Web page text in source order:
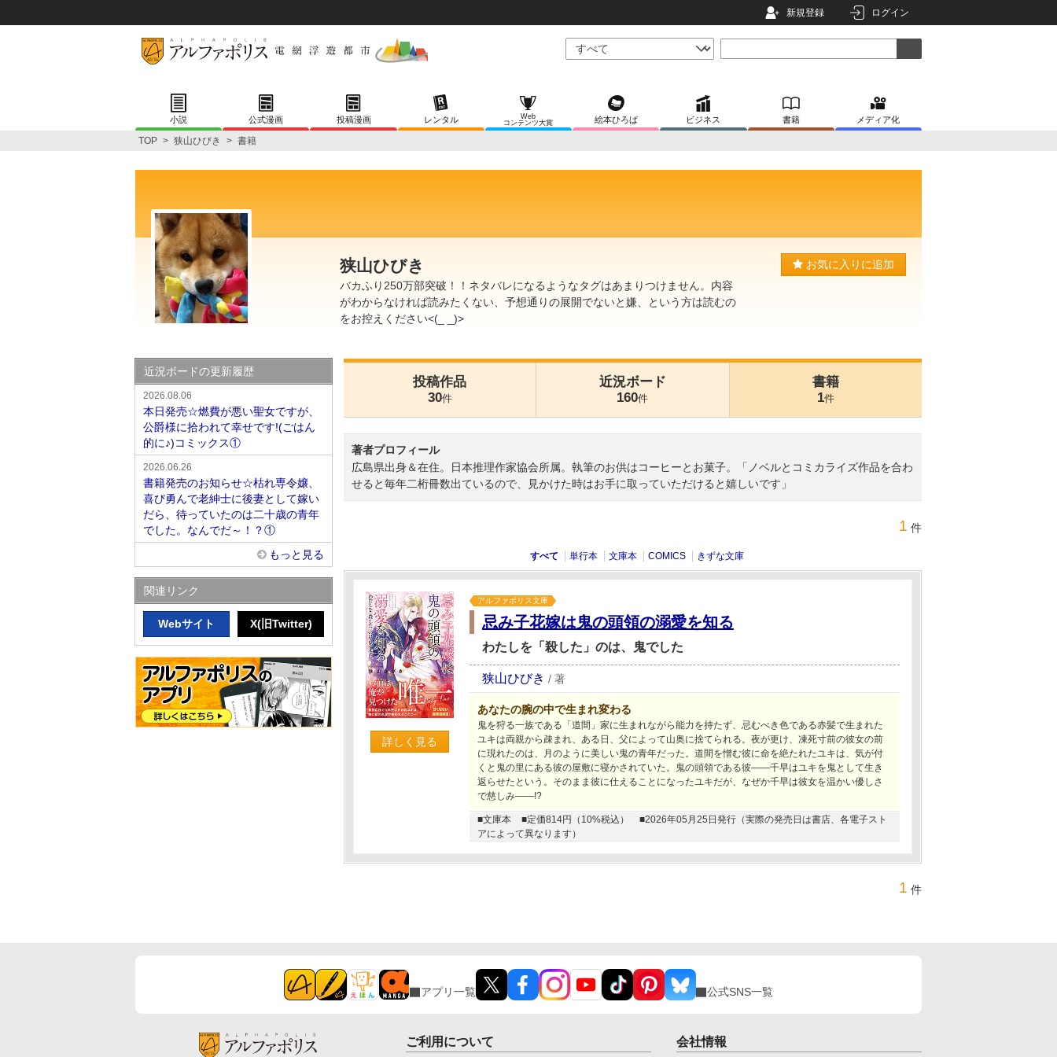
新規登録 ログイン
小説 公式漫画 投稿漫画 レンタル
Web
コンテンツ大賞
絵本ひろば ビジネス 書籍 メディア化
TOP > 狭山ひびき > 書籍
狭山ひびき
バカふり250万部突破！！ネタバレになるようなタグはあまりつけません。内容
がわからなければ読みたくない、予想通りの展開でないと嫌、という方は読むの
をお控えください<(_ _)>
お気に入りに追加
投稿作品
30件
近況ボード
160件
書籍
1件
著者プロフィール
広島県出身＆在住。日本推理作家協会所属。執筆のお供はコーヒーとお菓子。「ノベルとコミカライズ作品を合わ
せると毎年二桁冊数出ているので、見かけた時はお手に取っていただけると嬉しいです」
1 件
すべて 単行本 文庫本 COMICS きずな文庫
詳しく見る
アルファポリス文庫
忌み子花嫁は鬼の頭領の溺愛を知る
わたしを「殺した」のは、鬼でした
狭山ひびき / 著
あなたの腕の中で生まれ変わる
鬼を狩る一族である「道間」家に生まれながら能力を持たず、忌むべき色である赤髪で生まれた
ユキは両親から疎まれ、ある日、父によって山奥に捨てられる。夜が更け、凍死寸前の彼女の前
に現れたのは、月のように美しい鬼の青年だった。道間を憎む彼に命を絶たれたユキは、気が付
くと鬼の里にある彼の屋敷に寝かされていた。鬼の頭領である彼――千早はユキを鬼として生き
返らせたという。そのまま彼に仕えることになったユキだが、なぜか千早は彼女を温かい優しさ
で慈しみ――!?
■文庫本 ■定価814円（10%税込）
■2026年05月25日発行（実際の発売日は書店、各電子スト
アによって異なります）
1 件
近況ボードの更新履歴
2026.08.06
本日発売☆燃費が悪い聖女ですが、
公爵様に拾われて幸せです!(ごはん
的に♪)コミックス①
2026.06.26
書籍発売のお知らせ☆枯れ専令嬢、
喜び勇んで老紳士に後妻として嫁い
だら、待っていたのは二十歳の青年
でした。なんでだ～！？①
もっと見る
関連リンク
Webサイト X(旧Twitter)
アプリ一覧 公式SNS一覧
ご利用について 会社情報